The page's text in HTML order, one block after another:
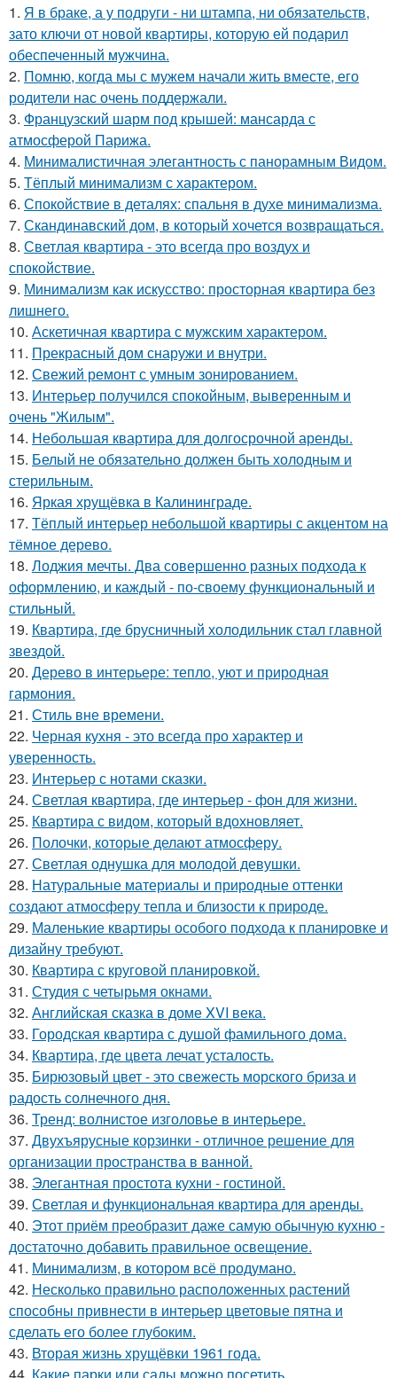
1. Я в браке, а у подруги - ни штампа, ни обязательств,
зато ключи от новой квартиры, которую ей подарил
обеспеченный мужчина.
2. Помню, когда мы с мужем начали жить вместе, его
родители нас очень поддержали.
3. Французский шарм под крышей: мансарда с
атмосферой Парижа.
4. Минималистичная элегантность с панорамным Видом.
5. Тёплый минимализм с характером.
6. Спокойствие в деталях: спальня в духе минимализма.
7. Скандинавский дом, в который хочется возвращаться.
8. Светлая квартира - это всегда про воздух и
спокойствие.
9. Минимализм как искусство: просторная квартира без
лишнего.
10. Аскетичная квартира с мужским характером.
11. Прекрасный дом снаружи и внутри.
12. Свежий ремонт с умным зонированием.
13. Интерьер получился спокойным, выверенным и
очень "Жилым".
14. Небольшая квартира для долгосрочной аренды.
15. Белый не обязательно должен быть холодным и
стерильным.
16. Яркая хрущёвка в Калининграде.
17. Тёплый интерьер небольшой квартиры с акцентом на
тёмное дерево.
18. Лоджия мечты. Два совершенно разных подхода к
оформлению, и каждый - по-своему функциональный и
стильный.
19. Квартира, где брусничный холодильник стал главной
звездой.
20. Дерево в интерьере: тепло, уют и природная
гармония.
21. Стиль вне времени.
22. Черная кухня - это всегда про характер и
уверенность.
23. Интерьер с нотами сказки.
24. Светлая квартира, где интерьер - фон для жизни.
25. Квартира с видом, который вдохновляет.
26. Полочки, которые делают атмосферу.
27. Светлая однушка для молодой девушки.
28. Натуральные материалы и природные оттенки
создают атмосферу тепла и близости к природе.
29. Маленькие квартиры особого подхода к планировке и
дизайну требуют.
30. Квартира с круговой планировкой.
31. Студия с четырьмя окнами.
32. Английская сказка в доме XVI века.
33. Городская квартира с душой фамильного дома.
34. Квартира, где цвета лечат усталость.
35. Бирюзовый цвет - это свежесть морского бриза и
радость солнечного дня.
36. Тренд: волнистое изголовье в интерьере.
37. Двухъярусные корзинки - отличное решение для
организации пространства в ванной.
38. Элегантная простота кухни - гостиной.
39. Светлая и функциональная квартира для аренды.
40. Этот приём преобразит даже самую обычную кухню -
достаточно добавить правильное освещение.
41. Минимализм, в котором всё продумано.
42. Несколько правильно расположенных растений
способны привнести в интерьер цветовые пятна и
сделать его более глубоким.
43. Вторая жизнь хрущёвки 1961 года.
44. Какие парки или сады можно посетить